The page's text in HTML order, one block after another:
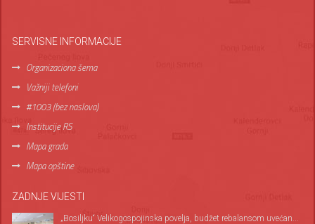
SERVISNE INFORMACIJE
Organizaciona šema
Važniji telefoni
#1003 (bez naslova)
Institucije RS
Mapa grada
Mapa opštine
ZADNJE VIJESTI
„Bosiljku“ Velikogospojinska povelja, budžet rebalansom uvećan...